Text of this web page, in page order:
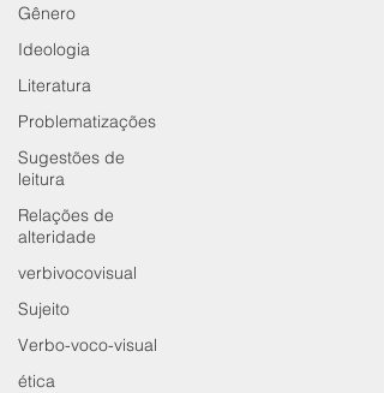
Gênero
Ideologia
Literatura
Problematizações
Sugestões de
leitura
Relações de
alteridade
verbivocovisual
Sujeito
Verbo-voco-visual
ética